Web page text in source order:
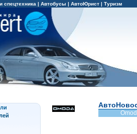
спецтехника | Автобусы | АвтоЮрист | Туризм